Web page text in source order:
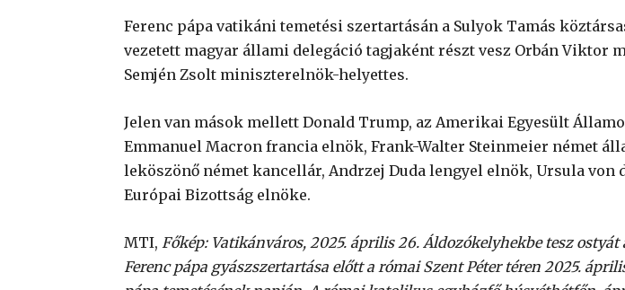
Ferenc pápa vatikáni temetési szertartásán a Sulyok Tamás
vezetett magyar állami delegáció tagjaként részt vesz Orbán Viktor
Semjén Zsolt miniszterelnök-helyettes.
Jelen van mások mellett Donald Trump, az Amerikai Egyesült
Emmanuel Macron francia elnök, Frank-Walter Steinmeier német
leköszönő német kancellár, Andrzej Duda lengyel elnök, Ursula von
Európai Bizottság elnöke.
MTI, Főkép: Vatikánváros, 2025. április 26. Áldozókelyhekbe tesz ostyát
Ferenc pápa gyászszertartása előtt a római Szent Péter téren 2025.